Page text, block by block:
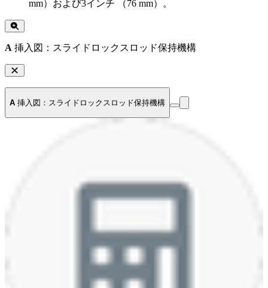
mm）および3インチ （76 mm）。
A 挿入図：スライドロックスロッド保持機構
A 挿入図：スライドロックスロッド保持機構